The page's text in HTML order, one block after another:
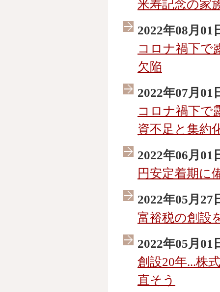
米寿記念の家
2022年08月01
コロナ禍下で
欠陥
2022年07月01
コロナ禍下で
資不足と集約
2022年06月01
円安定着期に
2022年05月27
富裕税の創
2022年05月01
創設20年...株
直そう